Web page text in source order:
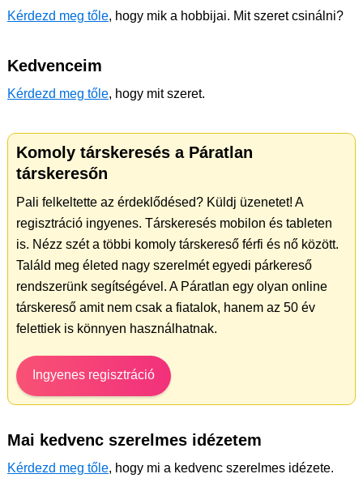
Kérdezd meg tőle, hogy mik a hobbijai. Mit szeret csinálni?
Kedvenceim
Kérdezd meg tőle, hogy mit szeret.
Komoly társkeresés a Páratlan
társkeresőn
Pali felkeltette az érdeklődésed? Küldj üzenetet! A
regisztráció ingyenes. Társkeresés mobilon és tableten
is. Nézz szét a többi komoly társkereső férfi és nő között.
Találd meg életed nagy szerelmét egyedi párkereső
rendszerünk segítségével. A Páratlan egy olyan online
társkereső amit nem csak a fiatalok, hanem az 50 év
felettiek is könnyen használhatnak.
Ingyenes regisztráció
Mai kedvenc szerelmes idézetem
Kérdezd meg tőle, hogy mi a kedvenc szerelmes idézete.